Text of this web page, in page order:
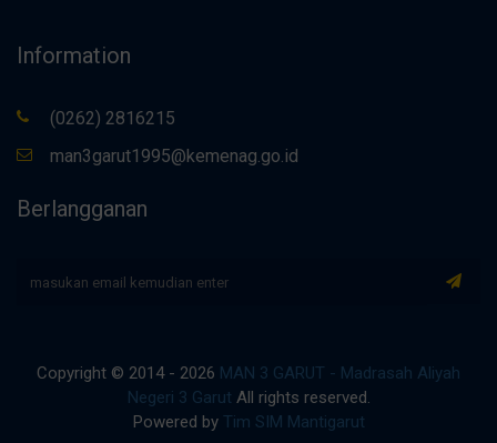
Information
(0262) 2816215
man3garut1995@kemenag.go.id
Berlangganan
Copyright © 2014 - 2026 MAN 3 GARUT - Madrasah Aliyah
Negeri 3 Garut All rights reserved.
Powered by Tim SIM Mantigarut